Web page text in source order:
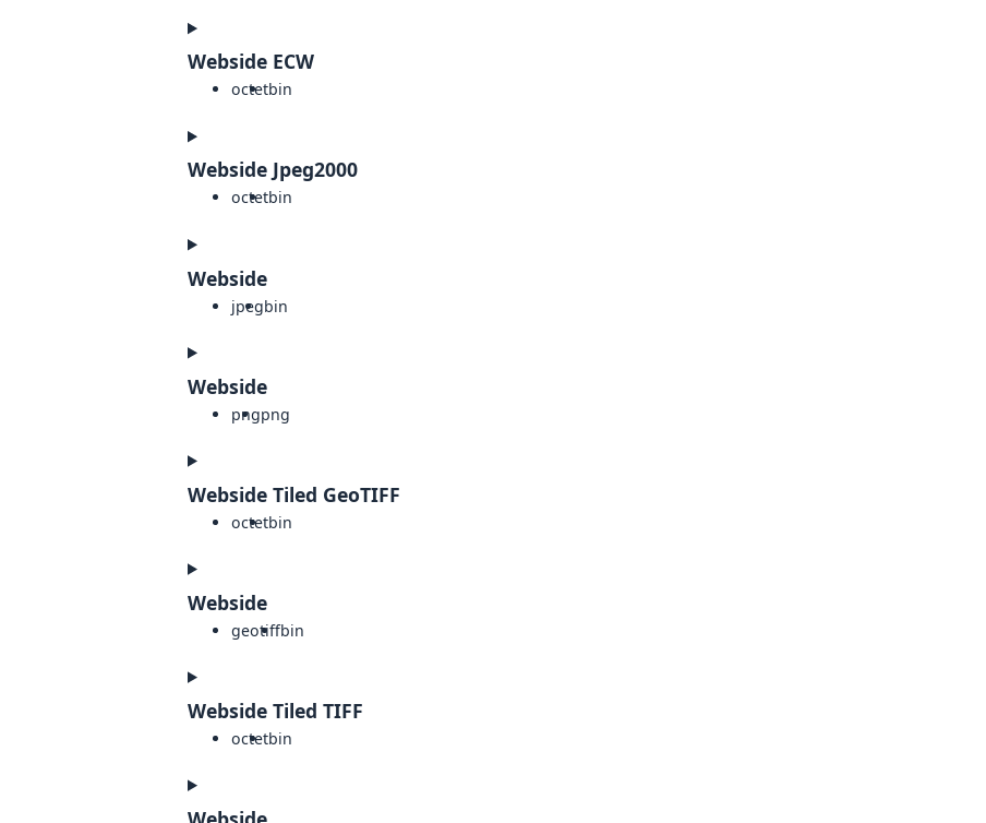
Webside ECW
octetbin
Webside Jpeg2000
octetbin
Webside
jpegbin
Webside
pngpng
Webside Tiled GeoTIFF
octetbin
Webside
geotiffbin
Webside Tiled TIFF
octetbin